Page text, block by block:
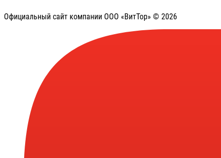
Официальный сайт компании ООО «ВитТор» © 2026